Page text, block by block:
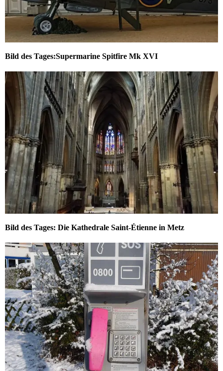
Bild des Tages:Supermarine Spitfire Mk XVI
Bild des Tages: Die Kathedrale Saint-Étienne in Metz